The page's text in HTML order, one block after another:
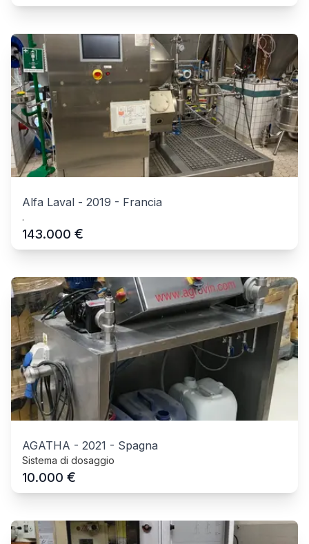
Alfa Laval - 2019 - Francia
.
143.000 €
AGATHA - 2021 - Spagna
Sistema di dosaggio
10.000 €